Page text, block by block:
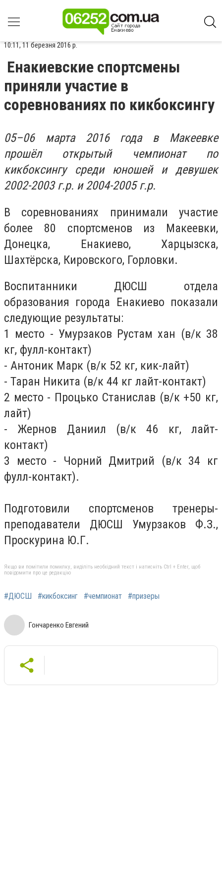
10:11, 11 березня 2016 р.
Енакиевские спортсмены
приняли участие в
соревнованиях по кикбоксингу
05–06 марта 2016 года в Макеевке
прошёл открытый чемпионат по
кикбоксингу среди юношей и девушек
2002-2003 г.р. и 2004-2005 г.р.
В соревнованиях принимали участие
более 80 спортсменов из Макеевки,
Донецка, Енакиево, Харцызска,
Шахтёрска, Кировского, Горловки.
Воспитанники ДЮСШ отдела
образования города Енакиево показали
следующие результаты:
1 место - Умурзаков Рустам хан (в/к 38
кг, фулл-контакт)
- Антоник Марк (в/к 52 кг, кик-лайт)
- Таран Никита (в/к 44 кг лайт-контакт)
2 место - Процько Станислав (в/к +50 кг,
лайт)
- Жернов Даниил (в/к 46 кг, лайт-
контакт)
3 место - Чорний Дмитрий (в/к 34 кг
фулл-контакт).
Подготовили спортсменов тренеры-
преподаватели ДЮСШ Умурзаков Ф.З.,
Проскурина Ю.Г.
Якщо ви помітили помилку, виділіть необхідний текст і натисніть Ctrl + Enter, щоб
повідомити про це редакцію
#ДЮСШ #кикбоксинг #чемпионат #призеры
Гончаренко Евгений